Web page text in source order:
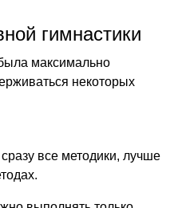
гимнастики
максимально
некоторых
все методики, лучше